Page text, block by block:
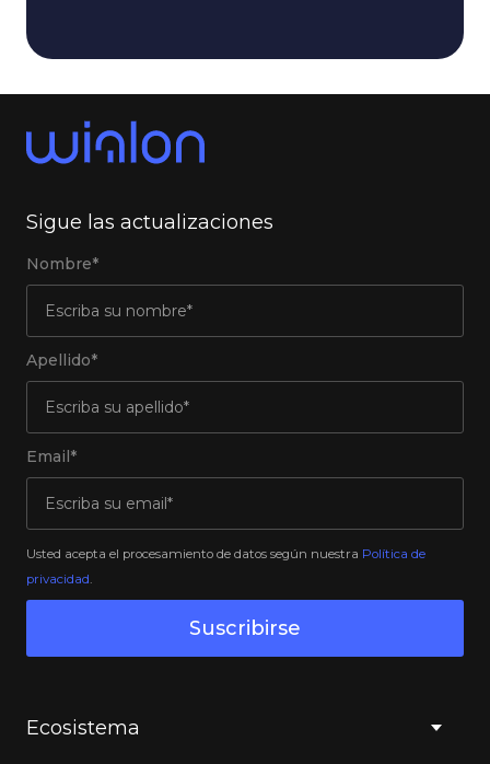
Sigue las actualizaciones
Nombre*
Apellido*
Email*
Usted acepta el procesamiento de datos según nuestra Política de
privacidad.
Suscribirse
Ecosistema